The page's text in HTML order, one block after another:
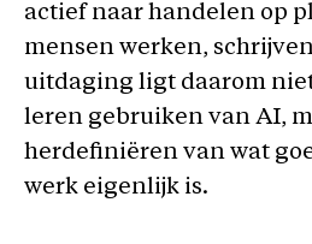
actief naar handelen op
mensen werken,
uitdaging ligt daarom
leren gebruiken van AI,
herdefiniëren van wat
werk eigenlijk is.